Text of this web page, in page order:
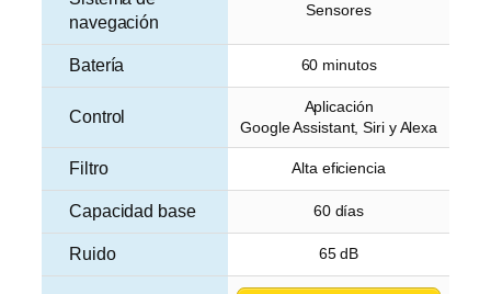
navegación
Sensores
Batería 60 minutos
Control
Aplicación
Google Assistant, Siri y Alexa
Filtro Alta eficiencia
Capacidad base 60 días
Ruido 65 dB